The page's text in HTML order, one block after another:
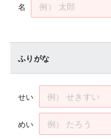
名
ふりがな
せい
めい